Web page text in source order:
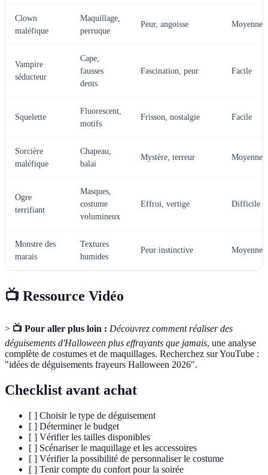
Clown
maléfique
Maquillage,
perruque
Peur, angoisse Moyenne
Vampire
séducteur
Cape,
fausses
dents
Fascination, peur Facile
Squelette
Fluorescent,
motifs
Frisson, nostalgie Facile
Sorcière
maléfique
Chapeau,
balai
Mystère, terreur Moyenne
Ogre
terrifiant
Masques,
costume
volumineux
Effroi, vertige Difficile
Monstre des
marais
Textures
humides
Peur instinctive Moyenne
📺 Ressource Vidéo
> 📺 Pour aller plus loin : Découvrez comment réaliser des
déguisements d'Halloween plus effrayants que jamais, une analyse
complète de costumes et de maquillages. Recherchez sur YouTube :
"idées de déguisements frayeurs Halloween 2026".
Checklist avant achat
[ ] Choisir le type de déguisement
[ ] Déterminer le budget
[ ] Vérifier les tailles disponibles
[ ] Scénariser le maquillage et les accessoires
[ ] Vérifier la possibilité de personnaliser le costume
[ ] Tenir compte du confort pour la soirée